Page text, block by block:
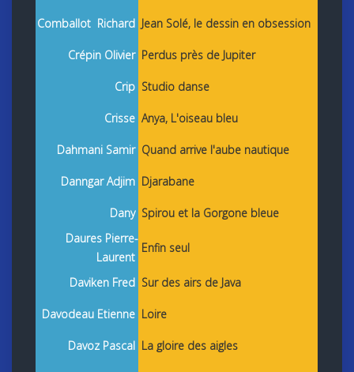
Comballot Richard Jean Solé, le dessin en obsession
Crépin Olivier Perdus près de Jupiter
Crip Studio danse
Crisse Anya, L'oiseau bleu
Dahmani Samir Quand arrive l'aube nautique
Danngar Adjim Djarabane
Dany Spirou et la Gorgone bleue
Daures Pierre-
Laurent
Enfin seul
Daviken Fred Sur des airs de Java
Davodeau Etienne Loire
Davoz Pascal La gloire des aigles